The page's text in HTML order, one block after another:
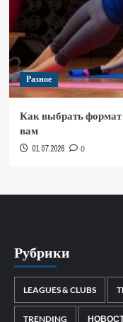
Разное
Как выбрать формат
вам
01.07.2026 0
Рубрики
LEAGUES & CLUBS
TRENDING